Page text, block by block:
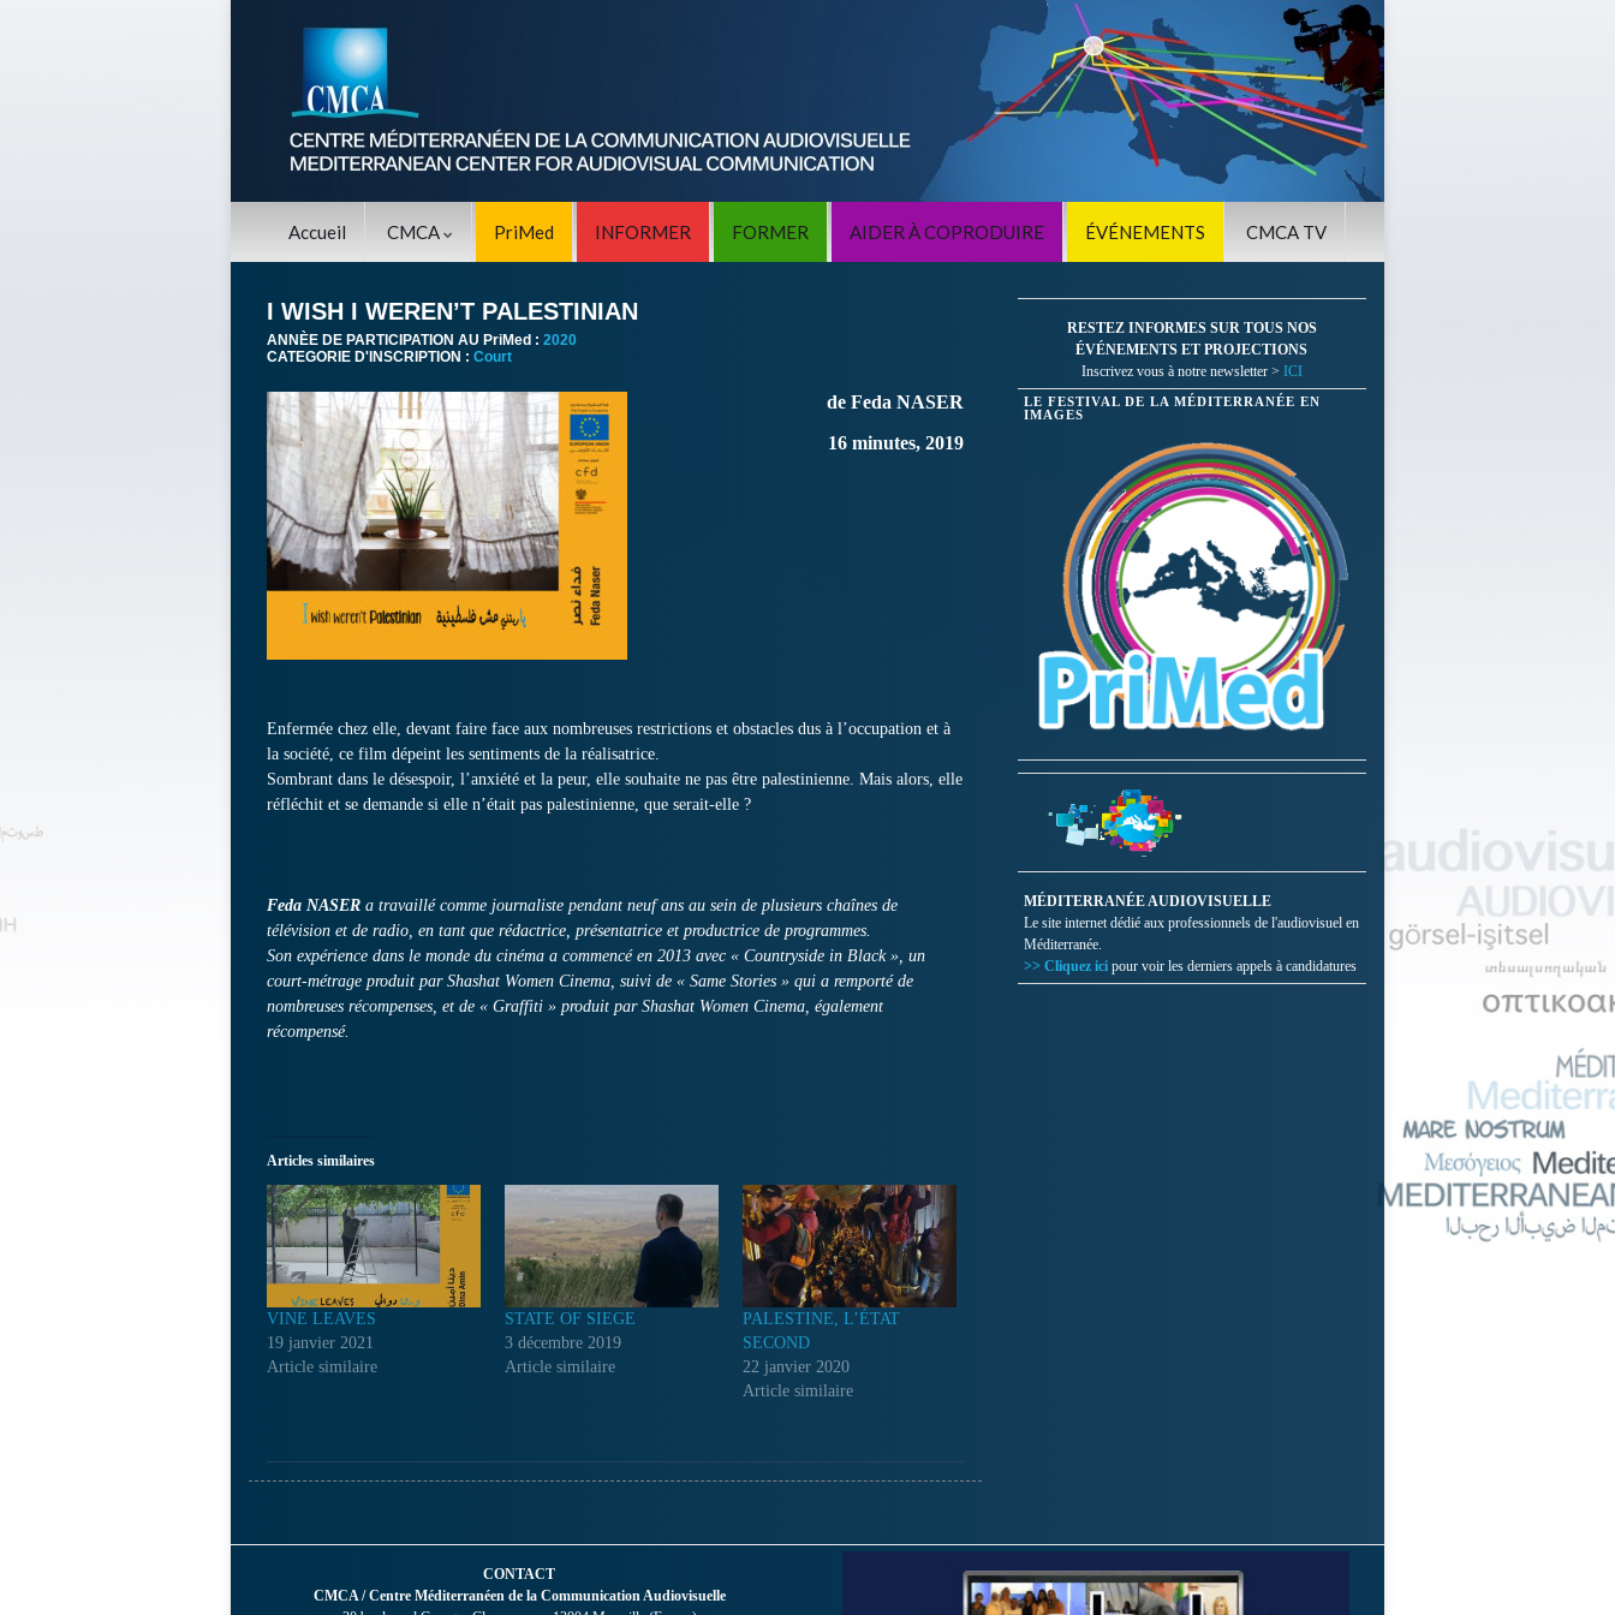
Accueil CMCA PriMed INFORMER FORMER AIDER À COPRODUIRE ÉVÉNEMENTS CMCA TV
I WISH I WEREN’T PALESTINIAN
ANNÈE DE PARTICIPATION AU PriMed : 2020
CATEGORIE D'INSCRIPTION : Court
de Feda NASER
16 minutes, 2019
Enfermée chez elle, devant faire face aux nombreuses restrictions et obstacles dus à l’occupation et à
la société, ce film dépeint les sentiments de la réalisatrice.
Sombrant dans le désespoir, l’anxiété et la peur, elle souhaite ne pas être palestinienne. Mais alors, elle
réfléchit et se demande si elle n’était pas palestinienne, que serait-elle ?
Feda NASER a travaillé comme journaliste pendant neuf ans au sein de plusieurs chaînes de
télévision et de radio, en tant que rédactrice, présentatrice et productrice de programmes.
Son expérience dans le monde du cinéma a commencé en 2013 avec « Countryside in Black », un
court-métrage produit par Shashat Women Cinema, suivi de « Same Stories » qui a remporté de
nombreuses récompenses, et de « Graffiti » produit par Shashat Women Cinema, également
récompensé.
Articles similaires
VINE LEAVES
19 janvier 2021
Article similaire
STATE OF SIEGE
3 décembre 2019
Article similaire
PALESTINE, L’ÉTAT
SECOND
22 janvier 2020
Article similaire
RESTEZ INFORMES SUR TOUS NOS
ÉVÉNEMENTS ET PROJECTIONS
Inscrivez vous à notre newsletter > ICI
LE FESTIVAL DE LA MÉDITERRANÉE EN
IMAGES
MÉDITERRANÉE AUDIOVISUELLE
Le site internet dédié aux professionnels de l'audiovisuel en
Méditerranée.
>> Cliquez ici pour voir les derniers appels à candidatures
CONTACT
CMCA / Centre Méditerranéen de la Communication Audiovisuelle